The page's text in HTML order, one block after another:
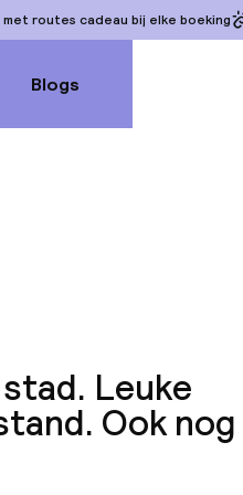
met routes cadeau bij elke boeking
Blogs
Leuke
Ook nog